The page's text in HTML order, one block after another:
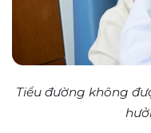
Tiểu đường không